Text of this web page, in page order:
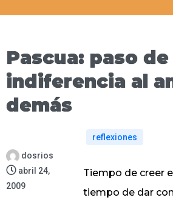
Pascua: paso de
indiferencia al
demás
dosrios
abril 24,
2009
reflexiones
Tiempo de creer
tiempo de dar